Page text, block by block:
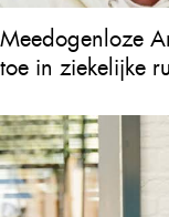
Meedogenloze
toe in ziekelijke